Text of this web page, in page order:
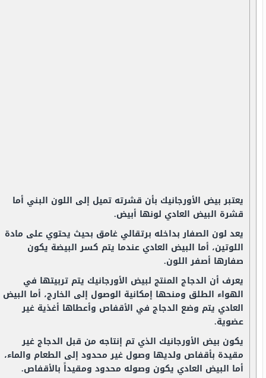
يعتبر بيض الأورجانيك بأن قشرته تميل إلى اللون البني أما
قشرة البيض العادي لونها أبيض.
يعد لون الصفار بداخله برتقالي غامق بحيث يحتوي على مادة
اللوتين، أما البيض العادي عندما يتم كسر البيضة يكون
صفارها أصفر اللون.
يعرف أن الدجاج المنتج لبيض الأورجانيك يتم تربيتها في
الهواء الطلق ومنحها إمكانية الوصول إلى الخارج، أما البيض
العادي يتم وضع الدجاج في الأقفاص وأعطاها أغذية غير
عضوية.
يكون بيض الأورجانيك الذي تم إنتاجه من قبل الدجاج غير
مقيدة بأقفاص ولديها وصول غير محدود إلى الطعام والماء،
أما البيض العادي يكون وصوله محدود ومقيداً بالأقفاص.